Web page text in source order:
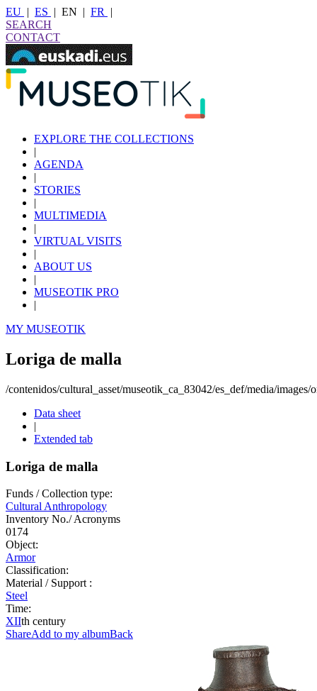
EU | ES | EN | FR
|
SEARCH
CONTACT
EXPLORE THE COLLECTIONS
|
AGENDA
|
STORIES
|
MULTIMEDIA
|
VIRTUAL VISITS
|
ABOUT US
|
MUSEOTIK PRO
|
MY MUSEOTIK
Loriga de malla
/contenidos/cultural_asset/museotik_ca_83042/es_def/media/images/
Data sheet
|
Extended tab
Loriga de malla
Funds / Collection type:
Cultural Anthropology
Inventory No./ Acronyms
0174
Object:
Armor
Classification:
Material / Support :
Steel
Time:
XIIth century
ShareAdd to my albumBack